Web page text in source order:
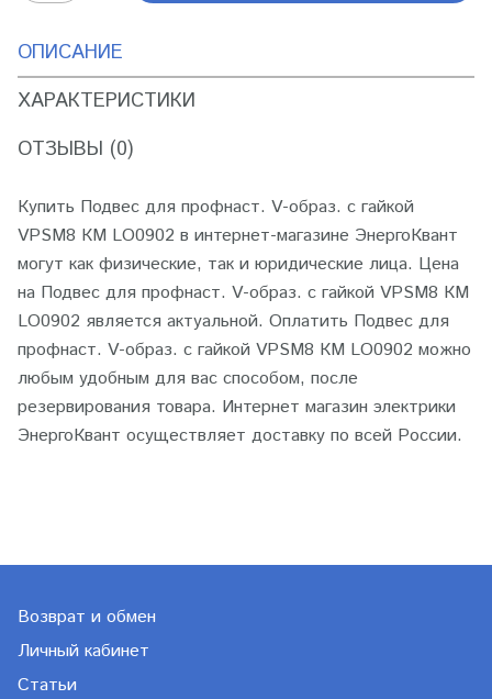
ОПИСАНИЕ
ХАРАКТЕРИСТИКИ
ОТЗЫВЫ (0)
Купить Подвес для профнаст. V-образ. с гайкой
VPSM8 КМ LO0902 в интернет-магазине ЭнергоКвант
могут как физические, так и юридические лица. Цена
на Подвес для профнаст. V-образ. с гайкой VPSM8 КМ
LO0902 является актуальной. Оплатить Подвес для
профнаст. V-образ. с гайкой VPSM8 КМ LO0902 можно
любым удобным для вас способом, после
резервирования товара. Интернет магазин электрики
ЭнергоКвант осуществляет доставку по всей России.
Возврат и обмен
Личный кабинет
Статьи